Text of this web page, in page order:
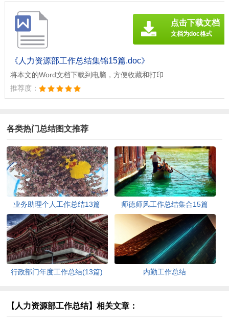
《人力资源部工作总结集锦15篇.doc》
将本文的Word文档下载到电脑，方便收藏和打印
推荐度：
点击下载文档
文档为doc格式
各类热门总结图文推荐
业务助理个人工作总结13篇 师德师风工作总结集合15篇
行政部门年度工作总结(13篇) 内勤工作总结
【人力资源部工作总结】相关文章：